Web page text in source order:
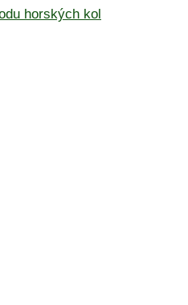
horských kol